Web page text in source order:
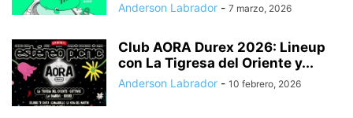
Anderson Labrador - 7 marzo, 2026
Club AORA Durex 2026: Lineup
con La Tigresa del Oriente y...
Anderson Labrador - 10 febrero, 2026